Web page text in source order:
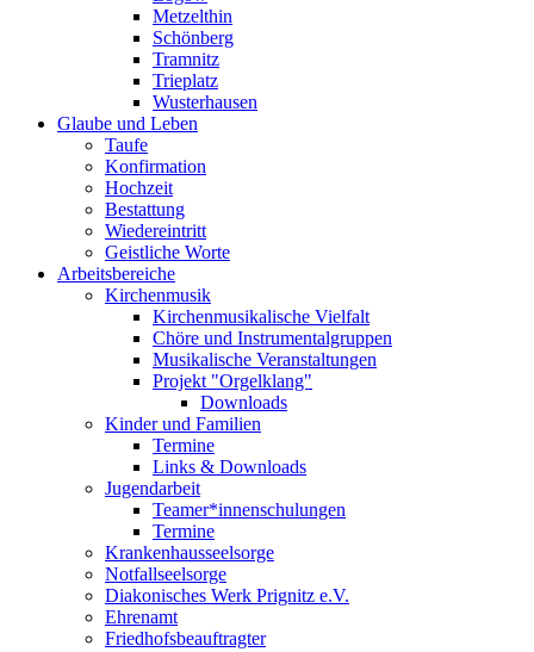
Metzelthin
Schönberg
Tramnitz
Trieplatz
Wusterhausen
Glaube und Leben
Taufe
Konfirmation
Hochzeit
Bestattung
Wiedereintritt
Geistliche Worte
Arbeitsbereiche
Kirchenmusik
Kirchenmusikalische Vielfalt
Chöre und Instrumentalgruppen
Musikalische Veranstaltungen
Projekt "Orgelklang"
Downloads
Kinder und Familien
Termine
Links & Downloads
Jugendarbeit
Teamer*innenschulungen
Termine
Krankenhausseelsorge
Notfallseelsorge
Diakonisches Werk Prignitz e.V.
Ehrenamt
Friedhofsbeauftragter